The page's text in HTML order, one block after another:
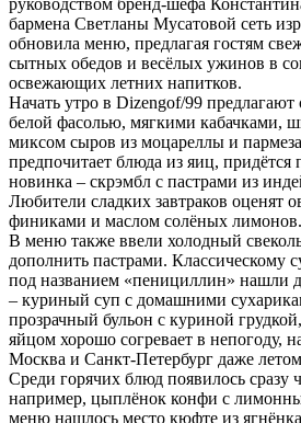
бармена Светланы Мусатовой сеть
обновила меню, предлагая гостям
сытных обедов и весёлых ужинов в
освежающих летних напитков.
Начать утро в Dizengof/99
белой фасолью, мягкими кабачками,
миксом сыров из моцареллы и
предпочитает блюда из яиц, придётся
новинка – скрэмбл с пастрами из
Любители сладких завтраков оценят
финиками и маслом солёных лимонов.
В меню также ввели холодный
дополнить пастрами. Классическому
под названием «пенициллин» нашли
– куриный суп с домашними
прозрачный бульон с куриной
яйцом хорошо согревает в непогоду,
Москва и Санкт-Петербург даже
Среди горячих блюд появилось сразу
например, цыплёнок конфи с
меню нашлось место кюфте из